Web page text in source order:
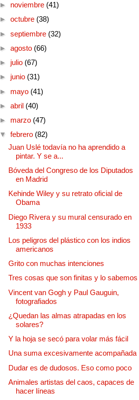
► noviembre (41)
► octubre (38)
► septiembre (32)
► agosto (66)
► julio (67)
► junio (31)
► mayo (41)
► abril (40)
► marzo (47)
▼ febrero (82)
Juan Uslé todavía no ha aprendido a
pintar. Y se a...
Bóveda del Congreso de los Diputados
en Madrid
Kehinde Wiley y su retrato oficial de
Obama
Diego Rivera y su mural censurado en
1933
Los peligros del plástico con los indios
americanos
Grito con muchas intenciones
Tres cosas que son finitas y lo sabemos
Vincent van Gogh y Paul Gauguin,
fotografiados
¿Quedan las almas atrapadas en los
solares?
Y la hoja se secó para volar más fácil
Una suma excesivamente acompañada
Dudar es de dudosos. Eso como poco
Animales artistas del caos, capaces de
hacer líneas